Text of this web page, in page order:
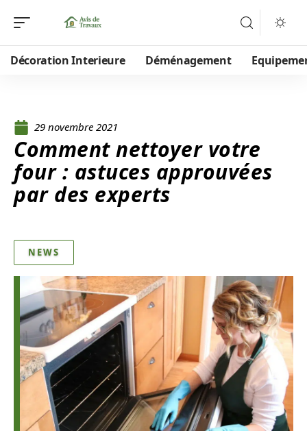
Décoration Interieure Déménagement
29 novembre 2021
Comment nettoyer votre
four : astuces approuvées
par des experts
NEWS